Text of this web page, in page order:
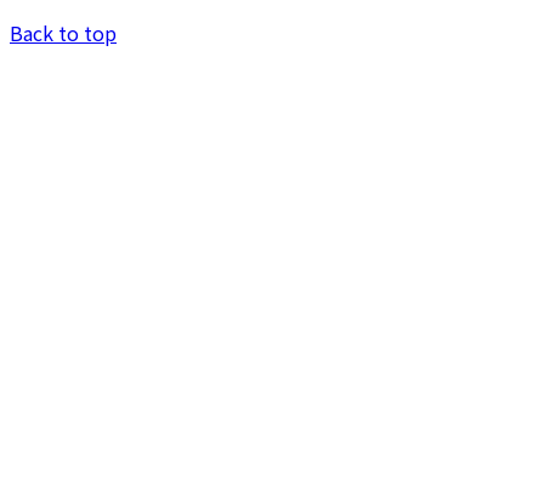
Back to top